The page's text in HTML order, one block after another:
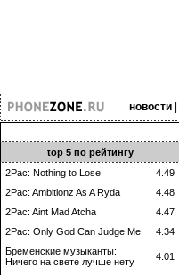
новости|
top 5 по рейтингу
2Pac: Nothing to Lose
4.49
2Pac: Ambitionz As A Ryda
4.48
2Pac: Aint Mad Atcha
4.47
2Pac: Only God Can Judge Me
4.34
Бременские музыканты:
Ничего на свете лучше нету
4.01